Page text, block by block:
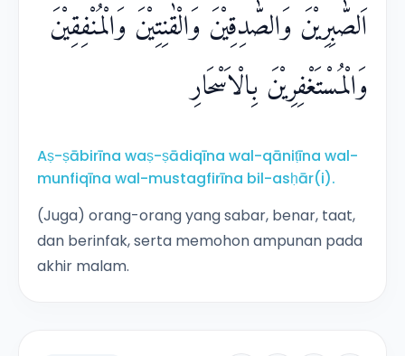
اَلصّٰبِرِيْنَ وَالصّٰدِقِيْنَ وَالْقٰنِتِيْنَ وَالْمُنْفِقِيْنَ
وَالْمُسْتَغْفِرِيْنَ بِالْاَسْحَارِ
Aṣ-ṣābirīna waṣ-ṣādiqīna wal-qāniṭīna wal-
munfiqīna wal-mustagfirīna bil-asḥār(i).
(Juga) orang-orang yang sabar, benar, taat,
dan berinfak, serta memohon ampunan pada
akhir malam.